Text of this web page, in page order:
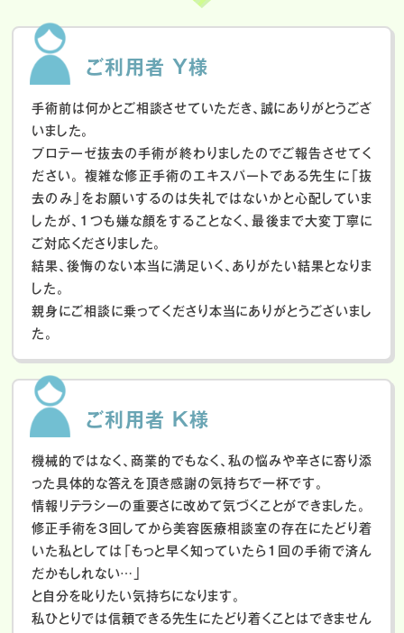
ご利用者 Y様
手術前は何かとご相談させていただき、誠にありがとうござ
いました。
プロテーゼ抜去の手術が終わりましたのでご報告させてく
ださい。
複雑な修正手術のエキスパートである先生に「抜
去のみ」をお願いするのは失礼ではないかと心配していま
したが、１つも嫌な顔をすることなく、最後まで大変丁寧に
ご対応くださりました。
結果、後悔のない本当に満足いく、ありがたい結果となりま
した。
親身にご相談に乗ってくださり本当にありがとうございまし
た。
ご利用者 K様
機械的ではなく、商業的でもなく、私の悩みや辛さに寄り添
った具体的な答えを頂き感謝の気持ちで一杯です。
情報リテラシーの重要さに改めて気づくことができました。
修正手術を3回してから美容医療相談室の存在にたどり着
いた私としては「もっと早く知っていたら1回の手術で済ん
だかもしれない…」
と自分を叱りたい気持ちになります。
私ひとりでは信頼できる先生にたどり着くことはできません